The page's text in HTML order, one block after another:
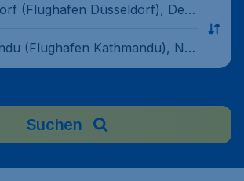
(Flughafen Düsseldorf), Deut
(Flughafen Kathmandu), Ne
Suchen